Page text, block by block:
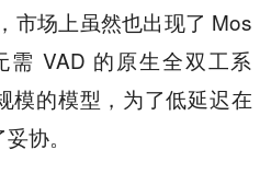
市场上虽然也出现了 Mos
需 VAD 的原生全双工系
模的模型，为了低延迟在
协。